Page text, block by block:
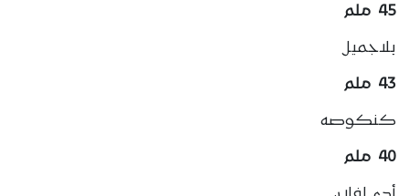
45 ملم
بلاجميل
43 ملم
كنكوصه
40 ملم